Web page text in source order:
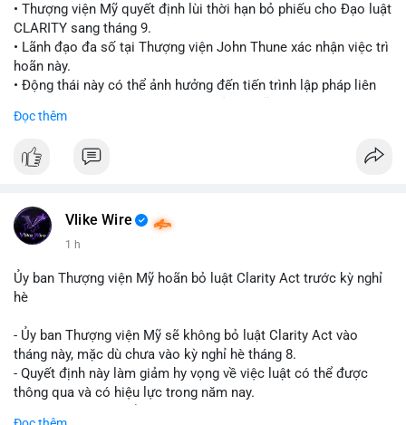
• Thượng viện Mỹ quyết định lùi thời hạn bỏ phiếu cho Đạo luật
CLARITY sang tháng 9.
• Lãnh đạo đa số tại Thượng viện John Thune xác nhận việc trì
hoãn này.
• Động thái này có thể ảnh hưởng đến tiến trình lập pháp liên
📰 Nguồn: Cointelegraph
Đọc thêm
Vlike Wire
1 h
Ủy ban Thượng viện Mỹ hoãn bỏ luật Clarity Act trước kỳ nghỉ
hè
- Ủy ban Thượng viện Mỹ sẽ không bỏ luật Clarity Act vào
tháng này, mặc dù chưa vào kỳ nghỉ hè tháng 8.
- Quyết định này làm giảm hy vọng về việc luật có thể được
thông qua và có hiệu lực trong năm nay.